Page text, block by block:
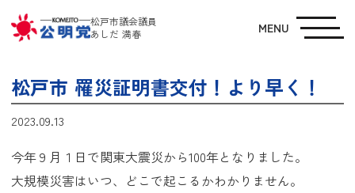
松戸市議会議員
あしだ 満春
MENU
松戸市 罹災証明書交付！より早く！
2023.09.13
今年９月１日で関東大震災から100年となりました。
大規模災害はいつ、どこで起こるかわかりません。